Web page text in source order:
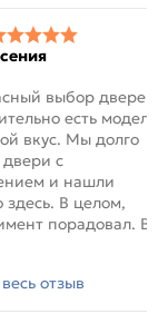
выбор
есть модели
вкус. Мы долго
двери с
и нашли
здесь. В целом,
порадовал. В
отзыв